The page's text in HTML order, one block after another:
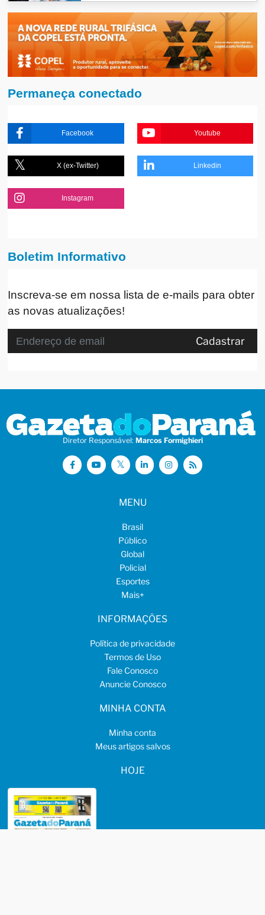
Permaneça conectado
Facebook Youtube
X (ex-Twitter) Linkedin
Instagram
Boletim Informativo
Inscreva-se em nossa lista de e-mails para obter
as novas atualizações!
Cadastrar
Diretor Responsável: Marcos Formighieri
MENU
Brasil
Público
Global
Policial
Esportes
Mais+
INFORMAÇÕES
Política de privacidade
Termos de Uso
Fale Conosco
Anuncie Conosco
MINHA CONTA
Minha conta
Meus artigos salvos
HOJE